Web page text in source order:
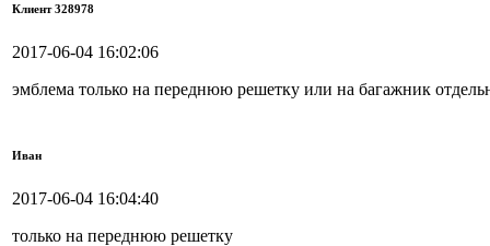
Клиент 328978
2017-06-04 16:02:06
эмблема только на переднюю решетку или на багажник
Иван
2017-06-04 16:04:40
только на переднюю решетку